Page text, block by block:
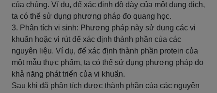
của chúng. Ví dụ, để xác định độ dày của một dung dịch,
ta có thể sử dụng phương pháp đo quang học.
3. Phân tích vi sinh: Phương pháp này sử dụng các vi
khuẩn hoặc vi rút để xác định thành phần của các
nguyên liệu. Ví dụ, để xác định thành phần protein của
một mẫu thực phẩm, ta có thể sử dụng phương pháp đo
khả năng phát triển của vi khuẩn.
Sau khi đã phân tích được thành phần của các nguyên